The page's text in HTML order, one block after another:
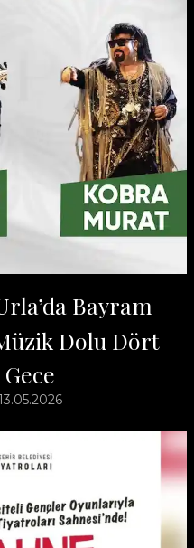
Bayram
Dolu Dört
Gece